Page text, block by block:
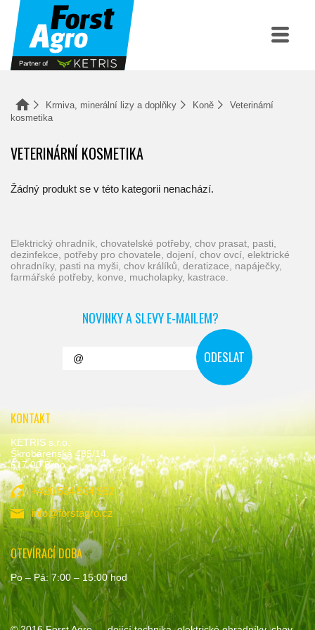
Krmiva, minerální lizy a doplňky Koně
Veterinární
kosmetika
VETERINÁRNÍ KOSMETIKA
Žádný produkt se v této kategorii nenachází.
elektrický ohradník, chovatelské potřeby, chov prasat, pasti,
dezinfekce, potřeby pro chovatele, dojení, chov ovcí, elektrické
ohradníky, pasti na myši, chov králíků, deratizace, napáječky,
farmářské potřeby, konve, mucholapky, kastrace.
NOVINKY A SLEVY E-MAILEM?
KONTAKT
KETRIS s.r.o.
Škrobárenská 485/14,
617 00 Brno
+420 534 534 992
info@forstagro.cz
OTEVÍRACÍ DOBA
Po – Pá: 7:00 – 15:00 hod